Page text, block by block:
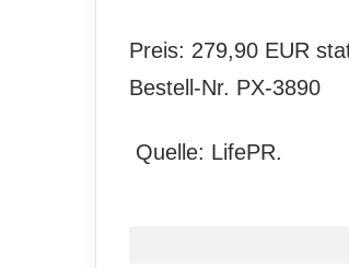
Preis: 279,90 EUR
Bestell-Nr. PX-3890
Quelle: LifePR.